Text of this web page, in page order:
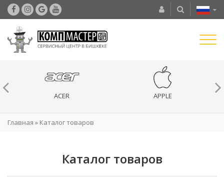
ACER APPLE
Главная » Каталог товаров
Каталог товаров